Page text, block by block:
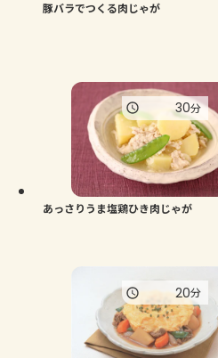
豚バラでつくる肉じゃが
あっさりうま塩鶏ひき肉じゃが
30分
20分